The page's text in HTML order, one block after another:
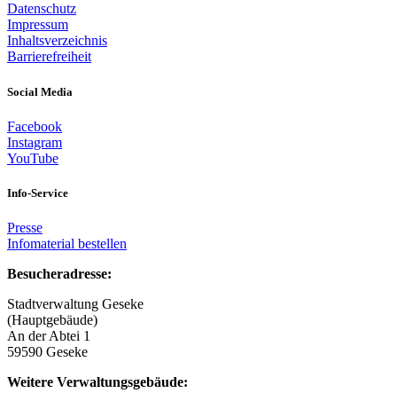
Datenschutz
Impressum
Inhaltsverzeichnis
Barrierefreiheit
Social Media
Facebook
Instagram
YouTube
Info-Service
Presse
Infomaterial bestellen
Besucheradresse:
Stadtverwaltung Geseke
(Hauptgebäude)
An der Abtei 1
59590 Geseke
Weitere Verwaltungsgebäude: